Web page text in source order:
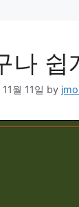
나 쉽
월 11일 by